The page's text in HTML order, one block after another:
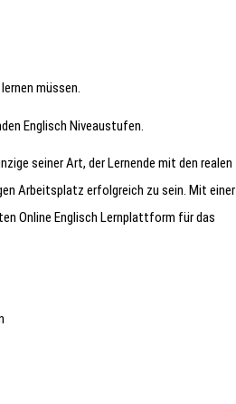
müssen.
Englisch Niveaustufen.
seiner Art, der Lernende mit den realen
Arbeitsplatz erfolgreich zu sein. Mit einer
Online Englisch Lernplattform für das